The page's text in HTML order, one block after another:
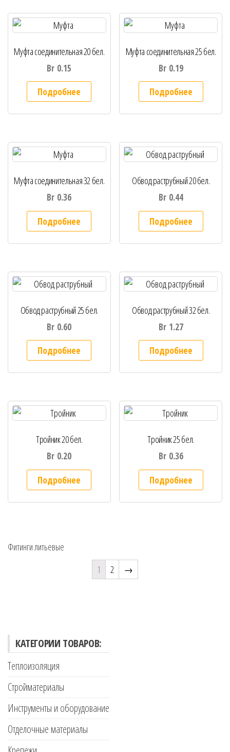
Муфта соединительная 20 бел.
Br 0.15
Подробнее
Муфта соединительная 25 бел.
Br 0.19
Подробнее
Муфта соединительная 32 бел.
Br 0.36
Подробнее
Обвод раструбный 20 бел.
Br 0.44
Подробнее
Обвод раструбный 25 бел.
Br 0.60
Подробнее
Обвод раструбный 32 бел.
Br 1.27
Подробнее
Тройник 20 бел.
Br 0.20
Подробнее
Тройник 25 бел.
Br 0.36
Подробнее
Фитинги литьевые
1
2 →
КАТЕГОРИИ ТОВАРОВ:
Теплоизоляция
Стройматериалы
Инструменты и оборудование
Отделочные материалы